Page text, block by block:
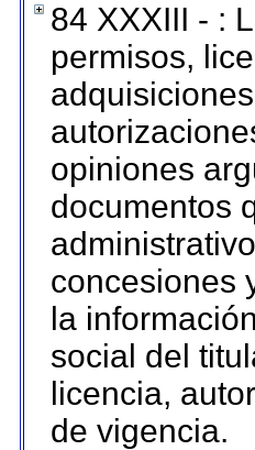
84 XXXIII - :
permisos,
opiniones
documentos
concesiones
la
social del
licencia,
de vigencia.